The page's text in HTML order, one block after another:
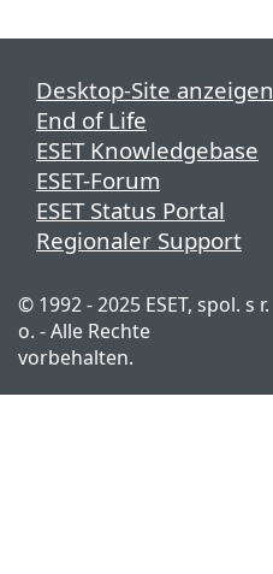
Desktop-Site anzeigen
End of Life
ESET Knowledgebase
ESET-Forum
ESET Status Portal
Regionaler Support
© 1992 - 2025 ESET, spol. s r.
o. - Alle Rechte
vorbehalten.